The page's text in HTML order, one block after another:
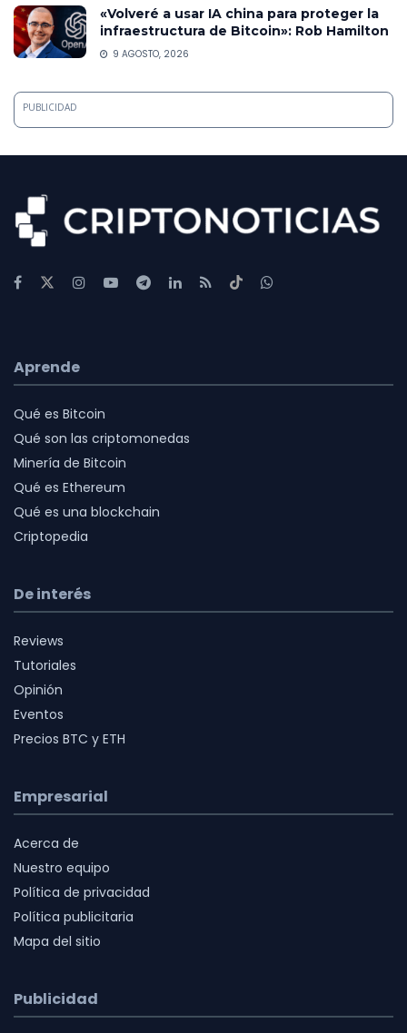
«Volveré a usar IA china para proteger la
infraestructura de Bitcoin»: Rob Hamilton
9 AGOSTO, 2026
PUBLICIDAD
Aprende
Qué es Bitcoin
Qué son las criptomonedas
Minería de Bitcoin
Qué es Ethereum
Qué es una blockchain
Criptopedia
De interés
Reviews
Tutoriales
Opinión
Eventos
Precios BTC y ETH
Empresarial
Acerca de
Nuestro equipo
Política de privacidad
Política publicitaria
Mapa del sitio
Publicidad